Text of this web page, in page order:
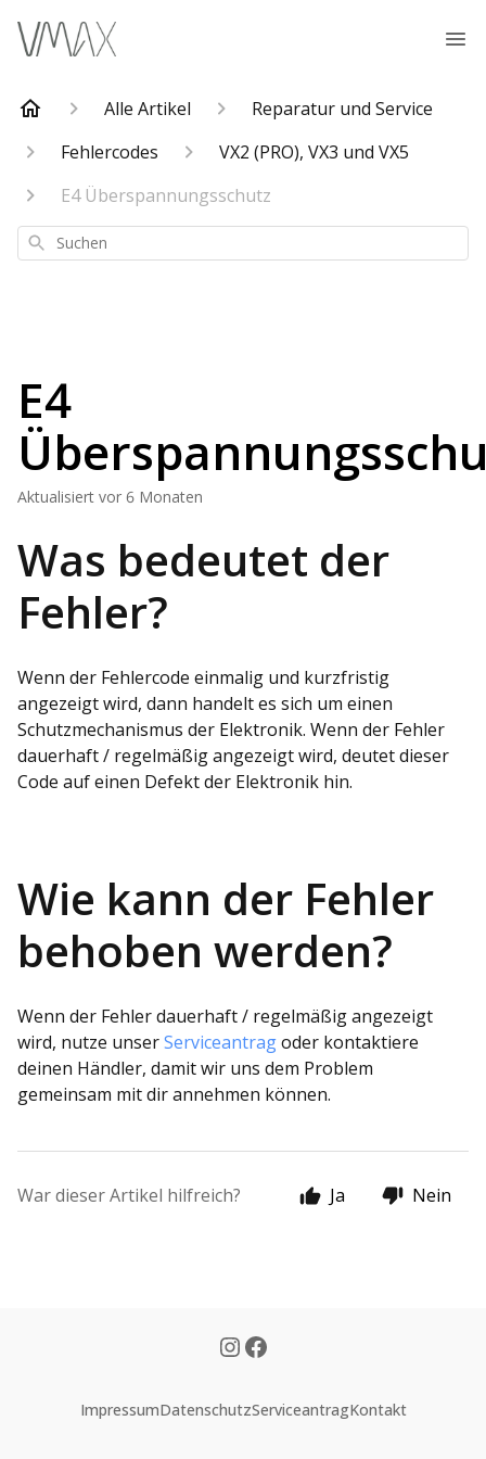
Alle Artikel
Reparatur und Service
Fehlercodes
VX2 (PRO), VX3 und VX5
E4 Überspannungsschutz
Suchen
E4
Aktualisiert vor 6 Monaten
Was bedeutet der
Fehler?
Wenn der Fehlercode einmalig und kurzfristig
angezeigt wird, dann handelt es sich um einen
Schutzmechanismus der Elektronik. Wenn der Fehler
dauerhaft / regelmäßig angezeigt wird, deutet dieser
Code auf einen Defekt der Elektronik hin.
Wie kann der Fehler
behoben werden?
Wenn der Fehler dauerhaft / regelmäßig angezeigt
wird, nutze unserServiceantragoder kontaktiere
deinen Händler, damit wir uns dem Problem
gemeinsam mit dir annehmen können.
War dieser Artikel hilfreich? Ja Nein
ImpressumDatenschutzServiceantragKontakt